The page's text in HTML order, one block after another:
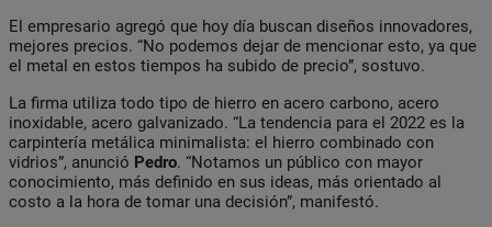
El empresario agregó que hoy día buscan diseños innovadores,
mejores precios. “No podemos dejar de mencionar esto, ya que
el metal en estos tiempos ha subido de precio”, sostuvo.
La firma utiliza todo tipo de hierro en acero carbono, acero
inoxidable, acero galvanizado. “La tendencia para el 2022 es la
carpintería metálica minimalista: el hierro combinado con
vidrios”, anunció Pedro. “Notamos un público con mayor
conocimiento, más definido en sus ideas, más orientado al
costo a la hora de tomar una decisión”, manifestó.